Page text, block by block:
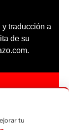
y traducción a
de su
tu